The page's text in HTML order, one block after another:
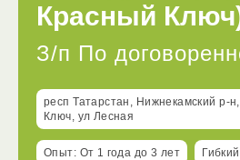
Красный
З/п По
респ Татарстан, Нижнекамский р-
Ключ, ул Лесная
Опыт: От 1 года до 3 лет